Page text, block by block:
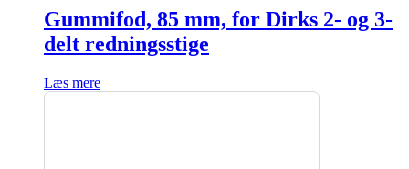
Gummifod, 85 mm, for Dirks 2- og 3-
delt redningsstige
Læs mere